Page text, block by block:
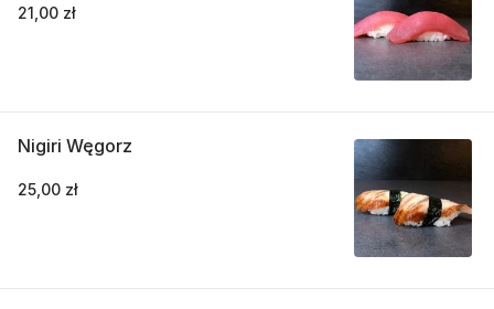
21,00 zł
Nigiri Węgorz
25,00 zł